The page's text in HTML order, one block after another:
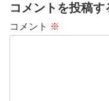
コメントを投稿す
コメント ※